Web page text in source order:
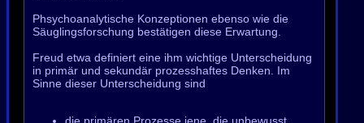
Phsychoanalytische Konzeptionen ebenso wie die
Säuglingsforschung bestätigen diese Erwartung.
Freud etwa definiert eine ihm wichtige Unterscheidung
in primär und sekundär prozesshaftes Denken. Im
Sinne dieser Unterscheidung sind